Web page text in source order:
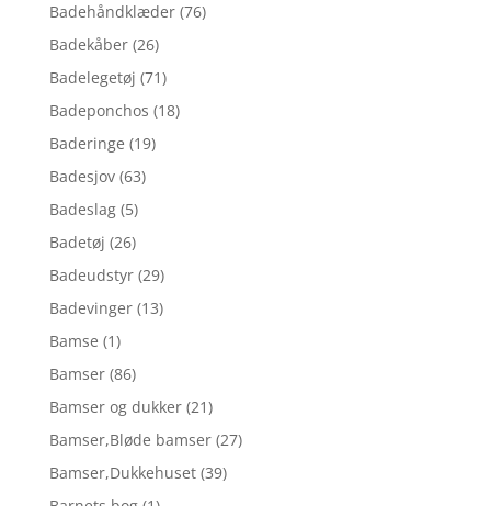
Badehåndklæder (76)
Badekåber (26)
Badelegetøj (71)
Badeponchos (18)
Baderinge (19)
Badesjov (63)
Badeslag (5)
Badetøj (26)
Badeudstyr (29)
Badevinger (13)
Bamse (1)
Bamser (86)
Bamser og dukker (21)
Bamser,Bløde bamser (27)
Bamser,Dukkehuset (39)